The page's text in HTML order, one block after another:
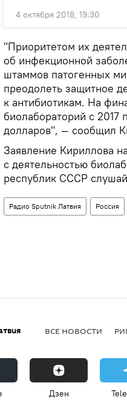
4 октября 2018, 19:30
"Приоритетом их
об инфекционной
штаммов патогенных
преодолеть защитное
к антибиотикам. На
биолабораторий с
долларов", — сообщил
Заявление Кириллова
с деятельностью
республик СССР
Радио Sputnik Латвия Россия
ВСЕ НОВОСТИ
Дзен